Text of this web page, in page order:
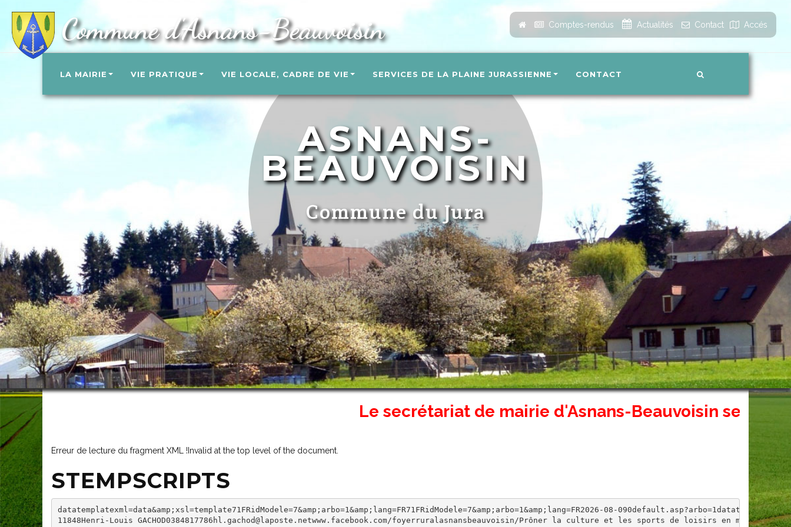
Commune d'Asnans-Beauvoisin AccueilComptes-rendus Actualités Contact Accés
LA MAIRIE VIE PRATIQUE VIE LOCALE, CADRE DE VIE SERVICES DE LA PLAINE JURASSIENNE CONTACT
ASNANS-
BEAUVOISIN
Commune du Jura
un cadre de vie agréable
Le secrétariat de mairie d'Asnans-Beauvoisin sera fermé
Erreur de lecture du fragment XML !Invalid at the top level of the document.
STEMPSCRIPTS
datatemplatexml=data&amp;xsl=template71FRidModele=7&amp;arbo=1&amp;lang=FR71FRidModele=7&amp;arbo=1&amp;lang=FR2026-08-
11848Henri-Louis GACHOD0384817786hl.gachod@laposte.netwww.facebook.com/foyerruralasnansbeauvoisin/Prôner la culture et les sports de loisirs en milieu